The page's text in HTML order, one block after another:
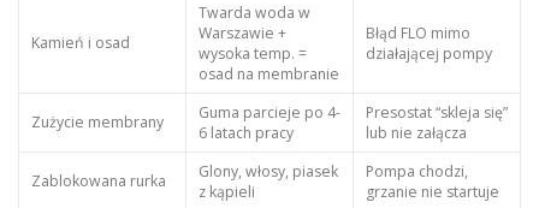
Kamień i osad
Twarda woda w
Warszawie +
wysoka temp. =
osad na membranie
Błąd FLO mimo
działającej pompy
Zużycie membrany
Guma parcieje po 4-
6 latach pracy
Presostat “skleja się”
lub nie załącza
Zablokowana rurka
Glony, włosy, piasek
z kąpieli
Pompa chodzi,
grzanie nie startuje